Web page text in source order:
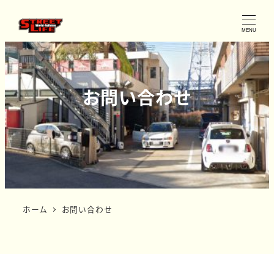
MENU
お問い合わせ
ホーム お問い合わせ